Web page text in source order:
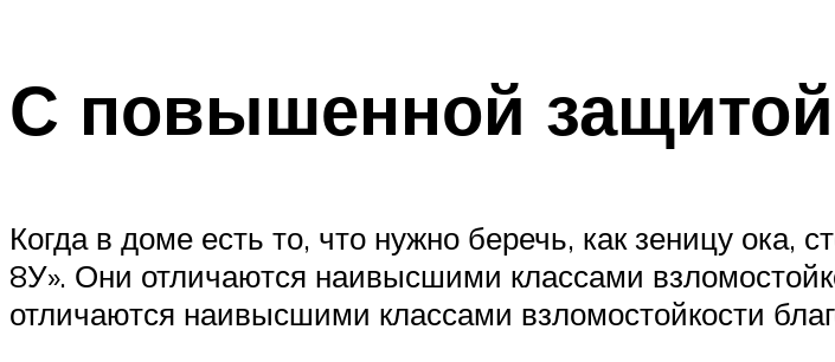
С повышенной
Когда в доме есть то, что нужно беречь, как зеницу
8У». Они отличаются наивысшими классами
отличаются наивысшими классами взломостойкости